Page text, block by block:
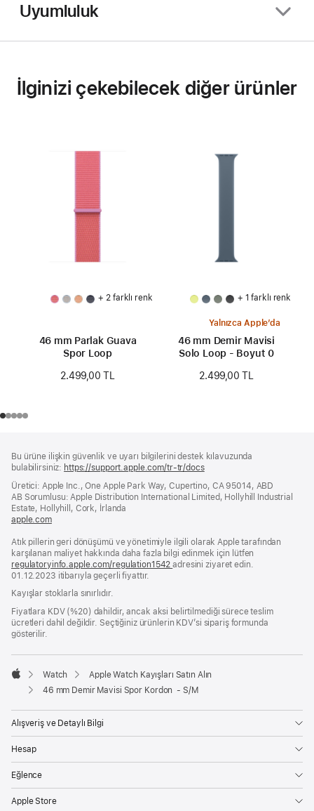
Uyumluluk
İlginizi çekebilecek diğer ürünler
+ 2 farklı renk
46 mm Parlak Guava
Spor Loop
2.499,00 TL
+ 1 farklı renk
Yalnızca Apple’da
46 mm Demir Mavisi
Solo Loop - Boyut 0
2.499,00 TL
Bilgi
Bu ürüne ilişkin güvenlik ve uyarı bilgilerini destek kılavuzunda
bulabilirsiniz: https://support.apple.com/tr-tr/docs(yeni
pencerede
açılır)
Üretici: Apple Inc., One Apple Park Way, Cupertino, CA 95014, ABD
AB Sorumlusu: Apple Distribution International Limited, Hollyhill Industrial
Estate, Hollyhill, Cork, İrlanda
apple.com(yeni
pencerede
açılır)
Atık pillerin geri dönüşümü ve yönetimiyle ilgili olarak Apple tarafından
karşılanan maliyet hakkında daha fazla bilgi edinmek için lütfen
regulatoryinfo.apple.com/regulation1542(yeni
adresini ziyaret edin.
01.12.2023 itibarıyla geçerli fiyattır.
Kayışlar stoklarla sınırlıdır.
Fiyatlara KDV (%20) dahildir, ancak aksi belirtilmediği sürece teslim
ücretleri dahil değildir. Seçtiğiniz ürünlerin KDV’si sipariş formunda
gösterilir.
Apple
Watch
Apple Watch Kayışları Satın Alın
46 mm Demir Mavisi Spor Kordon - S/M
Alışveriş ve Detaylı Bilgi
Hesap
Eğlence
Apple Store